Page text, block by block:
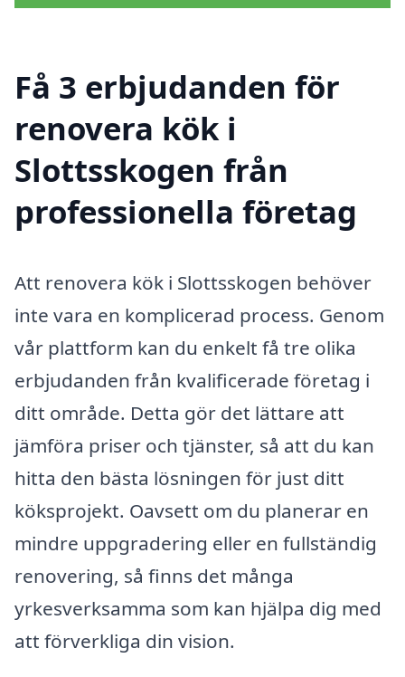
Få 3 erbjudanden för
renovera kök i
Slottsskogen från
professionella företag
Att renovera kök i Slottsskogen behöver
inte vara en komplicerad process. Genom
vår plattform kan du enkelt få tre olika
erbjudanden från kvalificerade företag i
ditt område. Detta gör det lättare att
jämföra priser och tjänster, så att du kan
hitta den bästa lösningen för just ditt
köksprojekt. Oavsett om du planerar en
mindre uppgradering eller en fullständig
renovering, så finns det många
yrkesverksamma som kan hjälpa dig med
att förverkliga din vision.